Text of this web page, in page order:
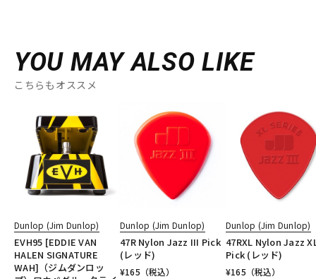
YOU MAY ALSO LIKE
こちらもオススメ
Dunlop (Jim Dunlop)
EVH95 [EDDIE VAN
HALEN SIGNATURE
WAH]（ジムダンロッ
Dunlop (Jim Dunlop)
47R Nylon Jazz III Pick
(レッド)
¥165 （税込）
Dunlop (Jim Dunlop)
47RXL Nylon Jazz
Pick (レッド)
¥165 （税込）